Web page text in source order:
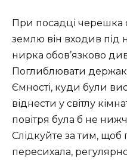
При посадці черешка
землю він входив під
нирка обов’язково
Поглиблювати держак
Ємності, куди були
віднести у світлу
повітря була б не
Слідкуйте за тим, щоб
пересихала,